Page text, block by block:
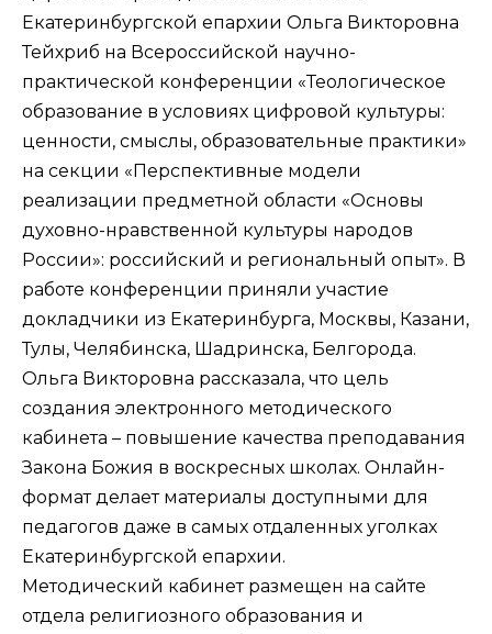
Екатеринбургской епархии Ольга Викторовна
Тейхриб на Всероссийской научно-
практической конференции «Теологическое
образование в условиях цифровой культуры:
ценности, смыслы, образовательные практики»
на секции «Перспективные модели
реализации предметной области «Основы
духовно-нравственной культуры народов
России»: российский и региональный опыт». В
работе конференции приняли участие
докладчики из Екатеринбурга, ​Москвы, Казани,
​Тулы, Челябинска, Шадринска, Белгорода.
Ольга Викторовна рассказала, что цель
создания электронного методического
кабинета – повышение качества преподавания
Закона Божия в воскресных школах. Онлайн-
формат делает материалы доступными для
педагогов даже в самых отдаленных уголках
Екатеринбургской епархии.
Методический кабинет размещен на сайте
отдела религиозного образования и